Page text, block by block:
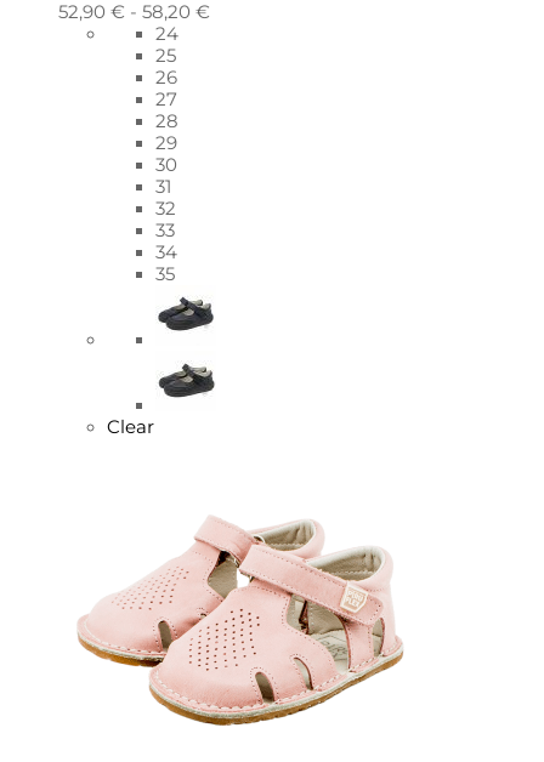
52,90 € - 58,20 €
24
25
26
27
28
29
30
31
32
33
34
35
Clear